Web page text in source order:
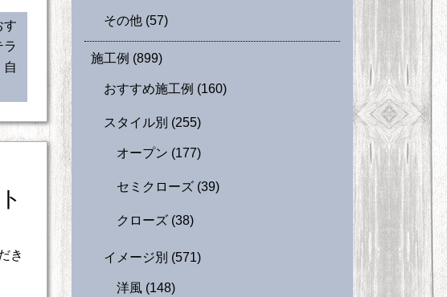
す
ラ
自
き
その他 (57)
施工例 (899)
おすすめ施工例 (160)
スタイル別 (255)
オープン (177)
セミクローズ (39)
クローズ (38)
イメージ別 (571)
洋風 (148)